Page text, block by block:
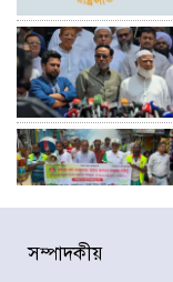
সম্পাদকীয়